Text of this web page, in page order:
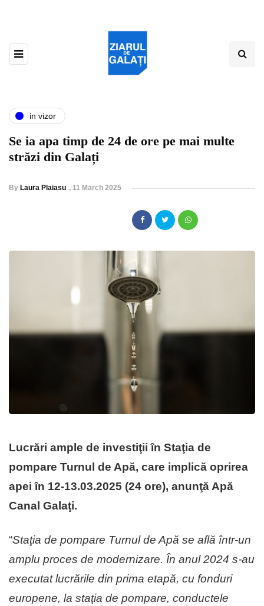
in vizor
Se ia apa timp de 24 de ore pe mai multe
străzi din Galați
By Laura Plaiasu , 11 March 2025
Lucrări ample de investiţii în Staţia de
pompare Turnul de Apă, care implică oprirea
apei în 12-13.03.2025 (24 ore), anunţă Apă
Canal Galaţi.
“Staţia de pompare Turnul de Apă se află într-un
amplu proces de modernizare. În anul 2024 s-au
executat lucrările din prima etapă, cu fonduri
europene, la staţia de pompare, conductele